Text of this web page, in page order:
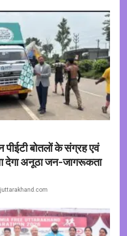
पीईटी बोतलों के संग्रह एवं
देगा अनूठा जन-जागरूकता